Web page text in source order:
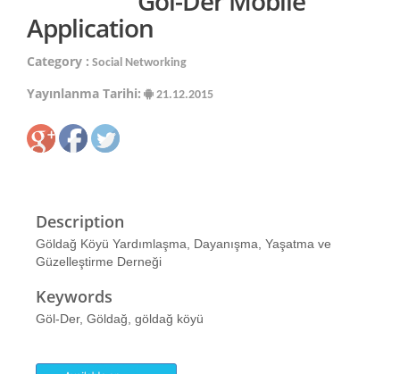
Application
Category : Social Networking
Yayınlanma Tarihi: 21.12.2015
Description
Göldağ Köyü Yardımlaşma, Dayanışma, Yaşatma ve
Güzelleştirme Derneği
Keywords
Göl-Der, Göldağ, göldağ köyü